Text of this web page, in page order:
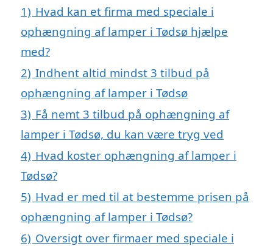
1) Hvad kan et firma med speciale i
ophængning af lamper i Tødsø hjælpe
med?
2) Indhent altid mindst 3 tilbud på
ophængning af lamper i Tødsø
3) Få nemt 3 tilbud på ophængning af
lamper i Tødsø, du kan være tryg ved
4) Hvad koster ophængning af lamper i
Tødsø?
5) Hvad er med til at bestemme prisen på
ophængning af lamper i Tødsø?
6) Oversigt over firmaer med speciale i